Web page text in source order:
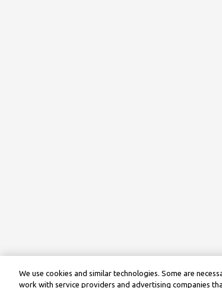
We use cookies and similar technologies. Some are
work with service providers and advertising companies